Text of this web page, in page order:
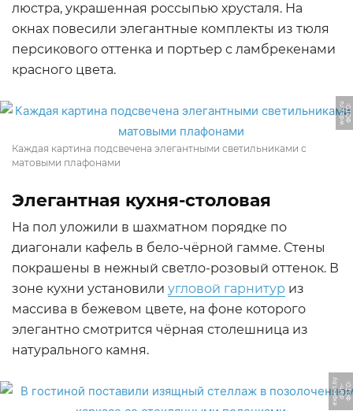
люстра, украшенная россыпью хрусталя. На
окнах повесили элегантные комплекты из тюля
персикового оттенка и портьер с ламбрекенами
красного цвета.
Ф
О
Т
О:
w
d
a
y.
r
u
Каждая картина подсвечена элегантными светильниками с
матовыми плафонами
Элегантная кухня-столовая
На пол уложили в шахматном порядке по
диагонали кафель в бело-чёрной гамме. Стены
покрашены в нежный светло-розовый оттенок. В
зоне кухни установили угловой гарнитур из
массива в бежевом цвете, на фоне которого
элегантно смотрится чёрная столешница из
натурального камня.
Ф
О
Т
О:
d
o
m
-
e
x
p
e
r
t.b
y